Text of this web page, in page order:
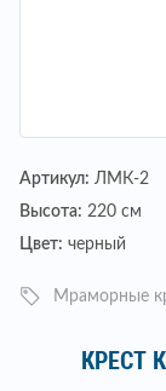
Артикул: ЛМК-2
Высота: 220 см
Цвет: черный
Мраморные
КРЕСТ